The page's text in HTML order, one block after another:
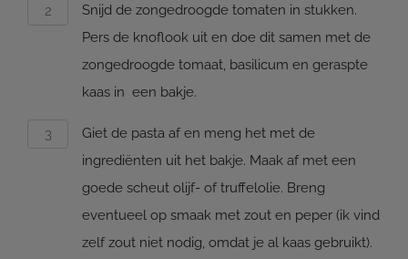
Snijd de zongedroogde tomaten in stukken.
Pers de knoflook uit en doe dit samen met de
zongedroogde tomaat, basilicum en geraspte
kaas in een bakje.
Giet de pasta af en meng het met de
ingrediënten uit het bakje. Maak af met een
goede scheut olijf- of truffelolie. Breng
eventueel op smaak met zout en peper (ik vind
zelf zout niet nodig, omdat je al kaas gebruikt).